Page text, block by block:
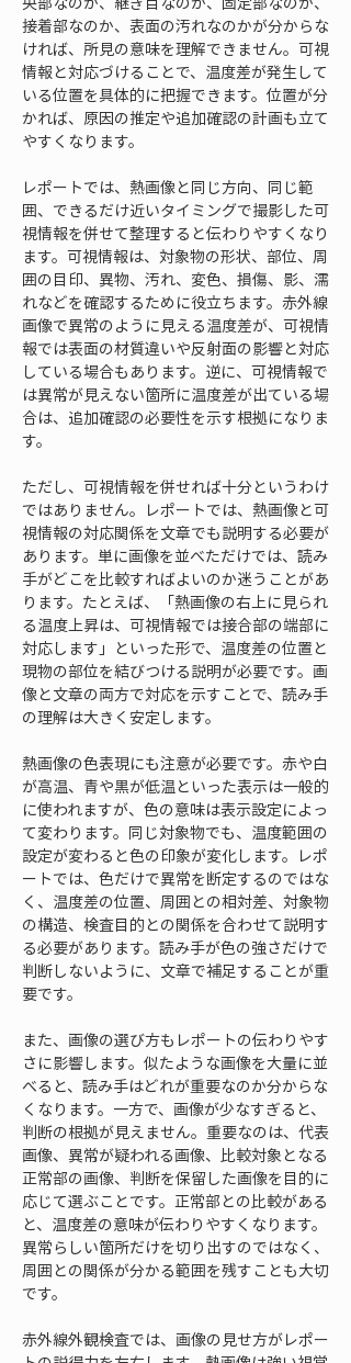
接着部なのか、表面の汚れなのかが分からな
ければ、所見の意味を理解できません。可視
情報と対応づけることで、温度差が発生して
いる位置を具体的に把握できます。位置が分
かれば、原因の推定や追加確認の計画も立て
やすくなります。
レポートでは、熱画像と同じ方向、同じ範
囲、できるだけ近いタイミングで撮影した可
視情報を併せて整理すると伝わりやすくなり
ます。可視情報は、対象物の形状、部位、周
囲の目印、異物、汚れ、変色、損傷、影、濡
れなどを確認するために役立ちます。赤外線
画像で異常のように見える温度差が、可視情
報では表面の材質違いや反射面の影響と対応
している場合もあります。逆に、可視情報で
は異常が見えない箇所に温度差が出ている場
合は、追加確認の必要性を示す根拠になりま
す。
ただし、可視情報を併せれば十分というわけ
ではありません。レポートでは、熱画像と可
視情報の対応関係を文章でも説明する必要が
あります。単に画像を並べただけでは、読み
手がどこを比較すればよいのか迷うことがあ
ります。たとえば、「熱画像の右上に見られ
る温度上昇は、可視情報では接合部の端部に
対応します」といった形で、温度差の位置と
現物の部位を結びつける説明が必要です。画
像と文章の両方で対応を示すことで、読み手
の理解は大きく安定します。
熱画像の色表現にも注意が必要です。赤や白
が高温、青や黒が低温といった表示は一般的
に使われますが、色の意味は表示設定によっ
て変わります。同じ対象物でも、温度範囲の
設定が変わると色の印象が変化します。レポ
ートでは、色だけで異常を断定するのではな
く、温度差の位置、周囲との相対差、対象物
の構造、検査目的との関係を合わせて説明す
る必要があります。読み手が色の強さだけで
判断しないように、文章で補足することが重
要です。
また、画像の選び方もレポートの伝わりやす
さに影響します。似たような画像を大量に並
べると、読み手はどれが重要なのか分からな
くなります。一方で、画像が少なすぎると、
判断の根拠が見えません。重要なのは、代表
画像、異常が疑われる画像、比較対象となる
正常部の画像、判断を保留した画像を目的に
応じて選ぶことです。正常部との比較がある
と、温度差の意味が伝わりやすくなります。
異常らしい箇所だけを切り出すのではなく、
周囲との関係が分かる範囲を残すことも大切
です。
赤外線外観検査では、画像の見せ方がレポー